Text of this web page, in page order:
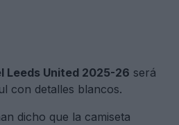
Leeds United 2025-26 será
con detalles blancos.
dicho que la camiseta